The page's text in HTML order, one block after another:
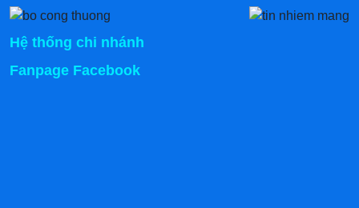
Hệ thống chi nhánh
Fanpage Facebook